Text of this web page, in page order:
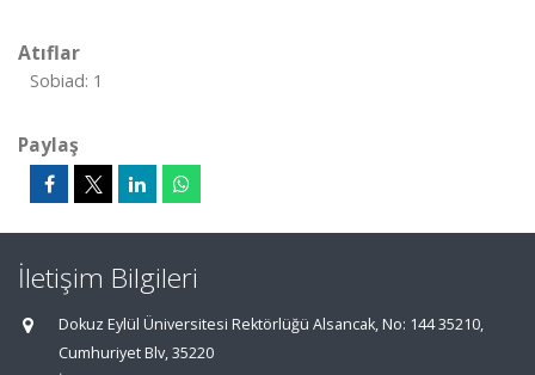
Atıflar
Sobiad: 1
Paylaş
İletişim Bilgileri
Dokuz Eylül Üniversitesi Rektörlüğü Alsancak, No: 144 35210,
Cumhuriyet Blv, 35220